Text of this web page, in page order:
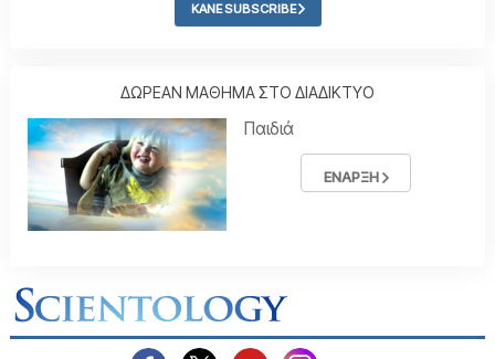
ΚΑΝΕ SUBSCRIBE
ΔΩΡΕΑΝ ΜΑΘΗΜΑ ΣΤΟ ΔΙΑΔΙΚΤΥΟ
Παιδιά
ΕΝΑΡΞΗ